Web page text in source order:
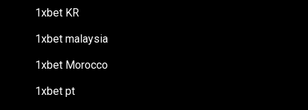
1xbet KR
1xbet malaysia
1xbet Morocco
1xbet pt